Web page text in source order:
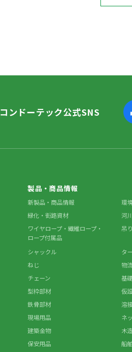
コンドーテック公式SNS
製品・商品情報
新製品・商品情報
環
緑化・街路資材
河
ワイヤロープ・繊維ロープ・
ロープ付属品
吊
シャックル
タ
ねじ
物
チェーン
基
型枠部材
仮
鉄骨部材
溶
現場用品
ネ
建築金物
木
保安用品
船